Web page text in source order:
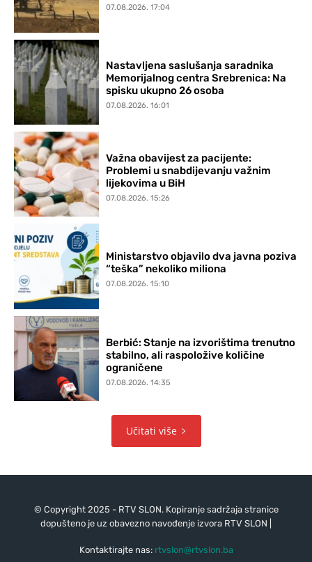
07.08.2026. 17:04
Nastavljena saslušanja saradnika
Memorijalnog centra Srebrenica: Na
spisku ukupno 26 osoba
07.08.2026. 16:01
Važna obavijest za pacijente:
Problemi u snabdijevanju važnim
lijekovima u BiH
07.08.2026. 15:26
Ministarstvo objavilo dva javna poziva
“teška” nekoliko miliona
07.08.2026. 15:10
Berbić: Stanje na izvorištima trenutno
stabilno, ali raspoložive količine
ograničene
07.08.2026. 14:35
Učitati više
© Copyright 2025 - RTV SLON. Kopiranje sadržaja stranice
dopušteno je uz obavezno navođenje izvora RTV SLON |
Kontaktirajte nas: rtvslon@rtvslon.ba